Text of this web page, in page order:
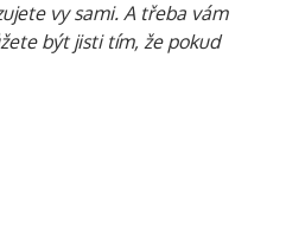
vy sami. A třeba vám
být jisti tím, že pokud